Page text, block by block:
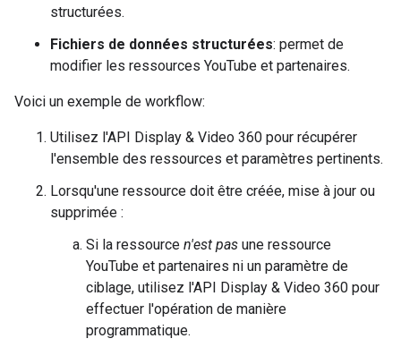
structurées.
Fichiers de données structurées: permet de
modifier les ressources YouTube et partenaires.
Voici un exemple de workflow:
Utilisez l'API Display & Video 360 pour récupérer
l'ensemble des ressources et paramètres pertinents.
Lorsqu'une ressource doit être créée, mise à jour ou
supprimée :
Si la ressource n'est pas une ressource
YouTube et partenaires ni un paramètre de
ciblage, utilisez l'API Display & Video 360 pour
effectuer l'opération de manière
programmatique.